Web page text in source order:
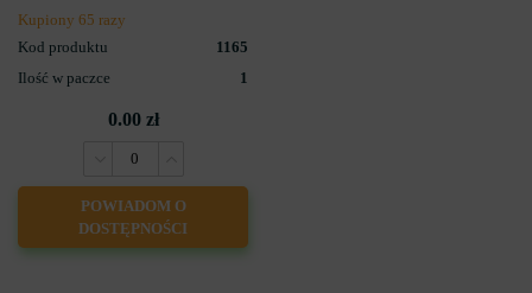
Kupiony 65 razy
Kod produktu
1165
Ilość w paczce
1
0.00 zł
POWIADOM O
DOSTĘPNOŚCI